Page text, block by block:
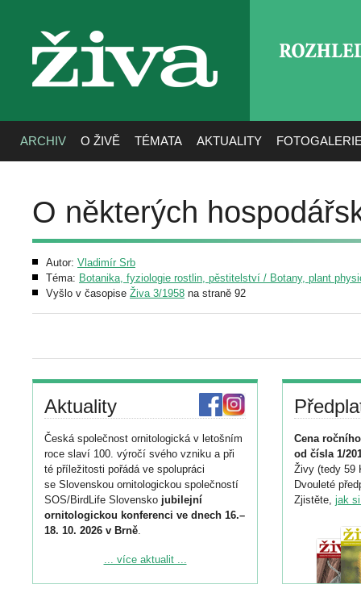
živa
ARCHIV O ŽIVĚ TÉMATA AKTUALITY
O některých
Autor: Vladimír Srb
Téma: Botanika, fyziologie rostlin, pěstitelství / Botany, plant
Vyšlo v časopise Živa 3/1958 na straně 92
Aktuality
Česká společnost ornitologická v letošním
roce slaví 100. výročí svého vzniku a při
té příležitosti pořádá ve spolupráci
se Slovenskou ornitologickou společností
SOS/BirdLife Slovensko jubilejní
ornitologickou konferenci ve dnech 16.–
18. 10. 2026 v Brně.
Podrobnější informace ke konferenci
... více aktualit ...
Cena
od čísla 1/
Živy (tedy 59
Dvouleté
Zjistěte, jak